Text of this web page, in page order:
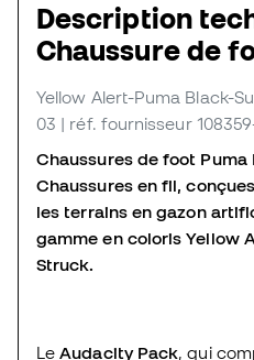
Description
Chaussure de
Yellow Alert-Puma Black-
03 | réf. fournisseur
Chaussures de foot Puma
Chaussures en fil,
les terrains en gazon
gamme en coloris Yellow
Struck.
Le Audacity Pack , qui